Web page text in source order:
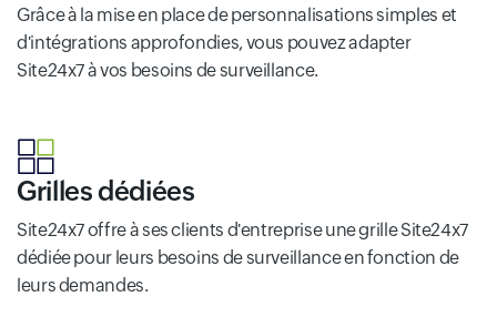
Grâce à la mise en place de personnalisations simples et
d'intégrations approfondies, vous pouvez adapter
Site24x7 à vos besoins de surveillance.
Grilles dédiées
Site24x7 offre à ses clients d'entreprise une grille Site24x7
dédiée pour leurs besoins de surveillance en fonction de
leurs demandes.